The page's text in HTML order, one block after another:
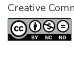
Creative